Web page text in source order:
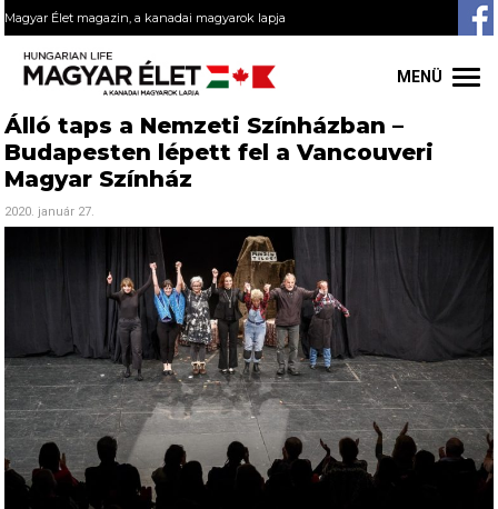
Magyar Élet magazin, a kanadai magyarok lapja
MENÜ
Álló taps a Nemzeti Színházban –
Budapesten lépett fel a Vancouveri
Magyar Színház
2020. január 27.